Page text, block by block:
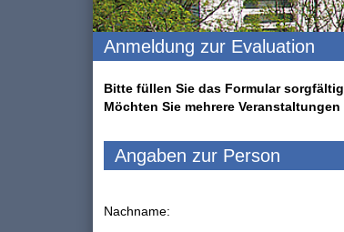
Anmeldung zur Evaluation
Bitte füllen Sie das Formular
Möchten Sie mehrere
Angaben zur Person
Nachname: